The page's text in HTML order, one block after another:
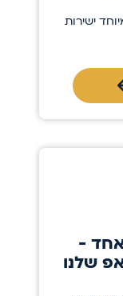
ישירות
-
שלנו